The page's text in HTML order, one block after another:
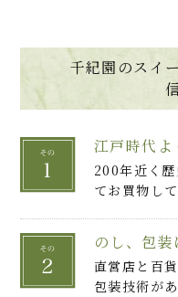
千紀園のスイ
江戸時代よ
200年近く
てお買物し
のし、包
直営店と百
包装技術が